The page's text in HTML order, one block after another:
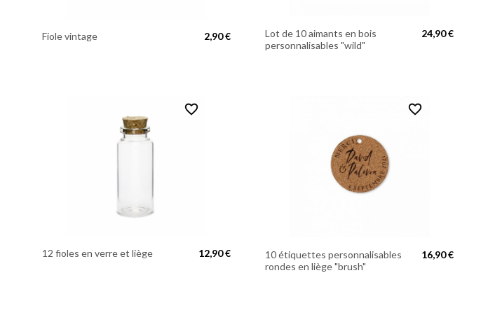
Fiole vintage 2,90 €
Lot de 10 aimants en bois
personnalisables "wild"
24,90 €
favorite_border
12 fioles en verre et liège 12,90 €
favorite_border
10 étiquettes personnalisables
rondes en liège "brush"
16,90 €